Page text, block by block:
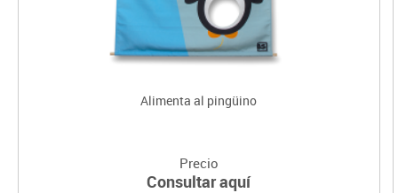
Alimenta al pingüino
Precio
Consultar aquí